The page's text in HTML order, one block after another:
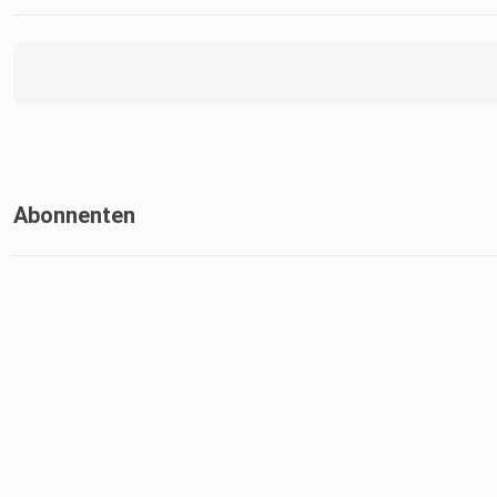
Abonnenten